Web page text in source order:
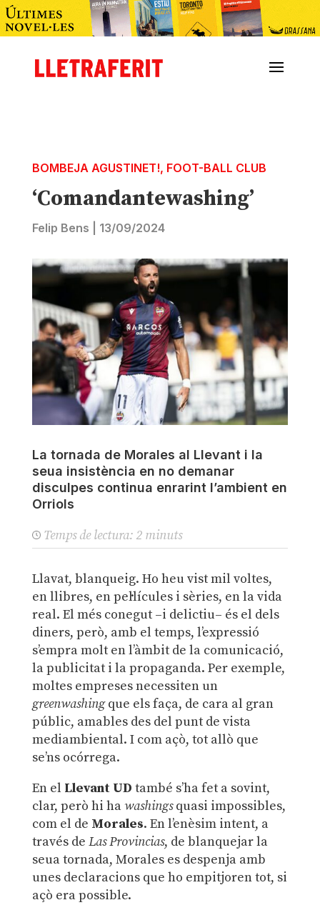
BOMBEJA AGUSTINET!, FOOT-BALL CLUB
‘Comandantewashing’
Felip Bens 13/09/2024
La tornada de Morales al Llevant i la
seua insistència en no demanar
disculpes continua enrarint l’ambient en
Orriols
Temps de lectura: 2 minuts
Llavat, blanqueig. Ho heu vist mil voltes,
en llibres, en pel·lícules i sèries, en la vida
real. El més conegut –i delictiu– és el dels
diners, però, amb el temps, l’expressió
s’empra molt en l’àmbit de la comunicació,
la publicitat i la propaganda. Per exemple,
moltes empreses necessiten un
greenwashingque els faça, de cara al gran
públic, amables des del punt de vista
mediambiental. I com açò, tot allò que
se’ns ocórrega.
En el Llevant UD també s’ha fet a sovint,
clar, però hi hawashingsquasi impossibles,
com el de Morales. En l’enèsim intent, a
través de Las Provincias, de blanquejar la
seua tornada, Morales es despenja amb
unes declaracions que ho empitjoren tot, si
açò era possible.